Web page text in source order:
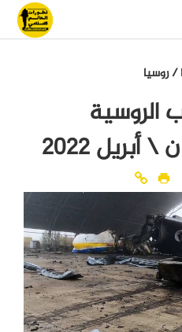
/روسيا
الروسية